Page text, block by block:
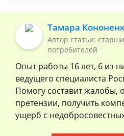
Тамара
Автор статьи:
потребителей
Опыт работы 16 лет, 6 из
ведущего специалиста
Помогу составит жалобы,
претензии, получить
ущерб с